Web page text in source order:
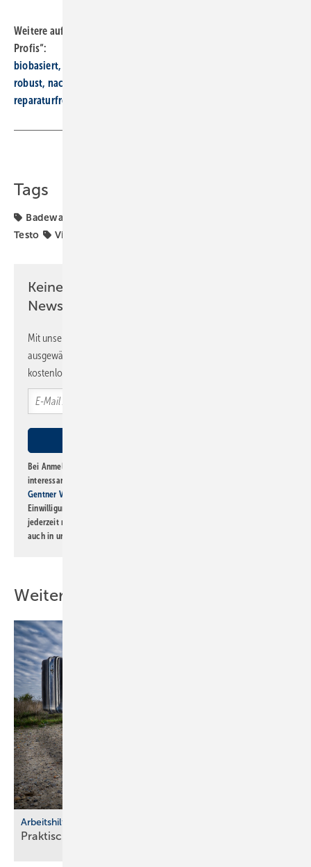
Weitere aufgestöbert-Beiträge aus der Reihe „Systeme für SHK-
Profis“:
biobasiert, rand­los, mobil
robust, nach­hal­tig, schützend
re­pa­ra­tur­freund­lich, in­nen­auf­ge­stellt, spül­rand­los
Tags
Badewanne
Testo
Viega
Keine Zeit? Kein Problem mit dem SBZ
Newsletter!
Mit unserem Newsletter erhalten Sie regelmäßig von uns
ausgewählte Informationen und Neuigkeiten, gebündelt und
kostenlos direkt ins Postfach.
Bei Anmeldung zu diesem Newsletter bin ich damit einverstanden, über
interessante Verlags- und Online-Angebote
Gentner Verlag GmbH & Co. KG
Einwilligung kann ich jederzeit widerrufen und eine Abmeldung ist
jederzeit möglich. Informationen zum Umgang mit Daten finden Sie
auch in unserer
Weitere Inhalte
Arbeitshilfen
Praktische Hilfs­mittel für